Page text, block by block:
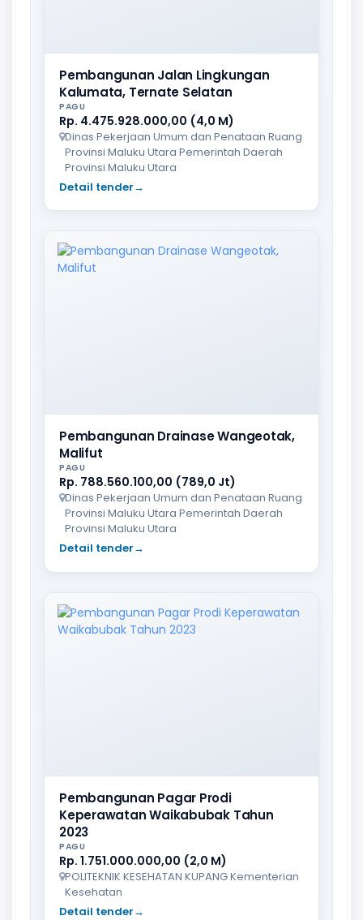
Pembangunan Jalan Lingkungan
Kalumata, Ternate Selatan
PAGU
Rp. 4.475.928.000,00 (4,0 M)
Dinas Pekerjaan Umum dan Penataan Ruang
Provinsi Maluku Utara Pemerintah Daerah
Provinsi Maluku Utara
Detail tender→
Pembangunan Drainase Wangeotak,
Malifut
PAGU
Rp. 788.560.100,00 (789,0 Jt)
Dinas Pekerjaan Umum dan Penataan Ruang
Provinsi Maluku Utara Pemerintah Daerah
Provinsi Maluku Utara
Detail tender→
Pembangunan Pagar Prodi
Keperawatan Waikabubak Tahun
2023
PAGU
Rp. 1.751.000.000,00 (2,0 M)
POLITEKNIK KESEHATAN KUPANG Kementerian
Kesehatan
Detail tender→